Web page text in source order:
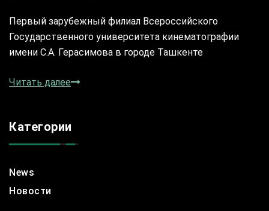
Первый зарубежный филиал Всероссийского
Государственного университета кинематографии
имени С.А. Герасимова в городе Ташкенте
Читать далее
Категории
News
Новости